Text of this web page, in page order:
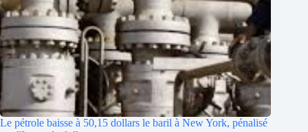
Le pétrole baisse à 50,15 dollars le baril à New York, pénalisé